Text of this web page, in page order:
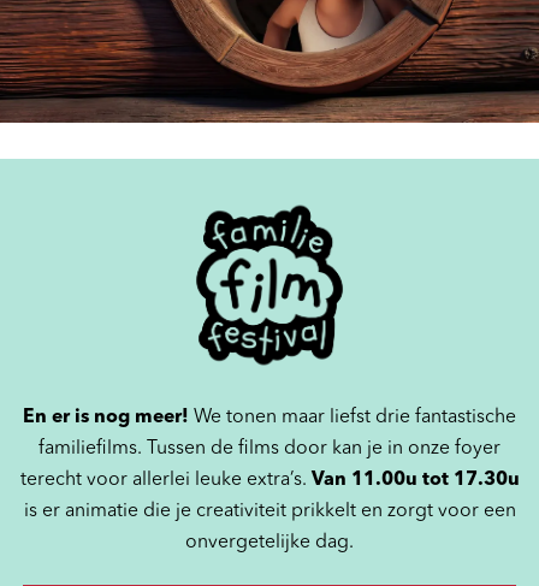
En er is nog meer! We tonen maar liefst drie fantastische
familiefilms. Tussen de films door kan je in onze foyer
terecht voor allerlei leuke extra’s. Van 11.00u tot 17.30u
is er animatie die je creativiteit prikkelt en zorgt voor een
onvergetelijke dag.